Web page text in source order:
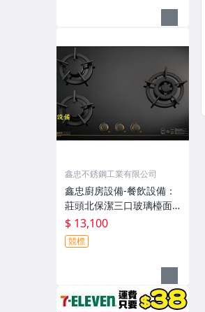
鑫忠不銹鋼工業有限公司
鑫忠廚房設備-餐飲設備：
莊頭北保潔三口玻璃檯面
爐TG-8533G賣場有流理
台-烤箱-微晶調理爐-冰箱-
熱水器-烘碗機
$ 13,100
競標